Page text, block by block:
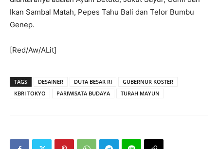
Ikan Sambal Matah, Pepes Tahu Bali dan Telor Bumbu
Genep.
[Red/Aw/ALit]
TAGS DESAINER DUTA BESAR RI
GUBERNUR KOSTER
KBRI TOKYO
PARIWISATA BUDAYA TURAH MAYUN